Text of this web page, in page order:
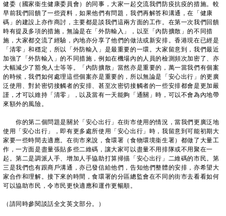
健委（國家衞生健康委員會）的同事，大家一起交流我們防疫抗疫的措施。較
早前我們回饋了一些資料，如果他們有問題，我們再解答和溝通，在「健康
碼」的建設上亦作商討，主要都是談我們這兩方面的工作。在第一次我們回饋
時有提及多項的措施，無論是在「外防輸入」，以至「內防擴散」的不同措
施，大家都交流了經驗，內地亦分享了他們的做法或新安排。香港現在已經是
「清零」和穩定，所以「外防輸入」是最重要的一環。大家留意到，我們最近
加強了「外防輸入」的不同措施，例如在機場內的人員的檢測頻次加密了、亦
大幅減少了豁免人士等等。「內防擴散」當然亦是重要的，萬一當我們有個案
的時候，我們如何處理這些個案亦是重要的，所以無論是「安心出行」的更廣
泛使用、對於密切接觸者的安排、甚至次密切接觸者的一些安排都會是更加嚴
謹，才可以維持「清零」，以及當有一天能夠「通關」時，可以不會為內地帶
來額外的風險。
你的第二個問題是關於「安心出行」在街市使用的情況，當我們更廣泛地
使用「安心出行」，即有更多處所使用「安心出行」時，我留意到可能初期大
家要一些時間去適應。在街市來說，食環署（食物環境衞生署）都做了大量工
作，一方面是盡量張貼多些二維碼，讓大家可以盡量不用排隊或不用聚在一
起。第二是調派人手、增加人手協助打算掃描「安心出行」二維碼的市民。第
三是我們也有跟商戶溝通，亦已發信給他們，告知他們整體的安排，亦希望大
家合作和理解。接下來的時間，食環署的分區總監會在不同的街市去看看如何
可以協助市民，令市民更快適應和運作更暢順。
（請同時參閱談話全文英文部分。）